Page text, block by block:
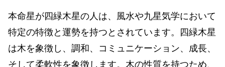
本命星が四緑木星の人は、風水や九星気学において
特定の特徴と運勢を持つとされています。四緑木星
は木を象徴し、調和、コミュニケーション、成長、
そして柔軟性を象徴します。木の性質を持つため、